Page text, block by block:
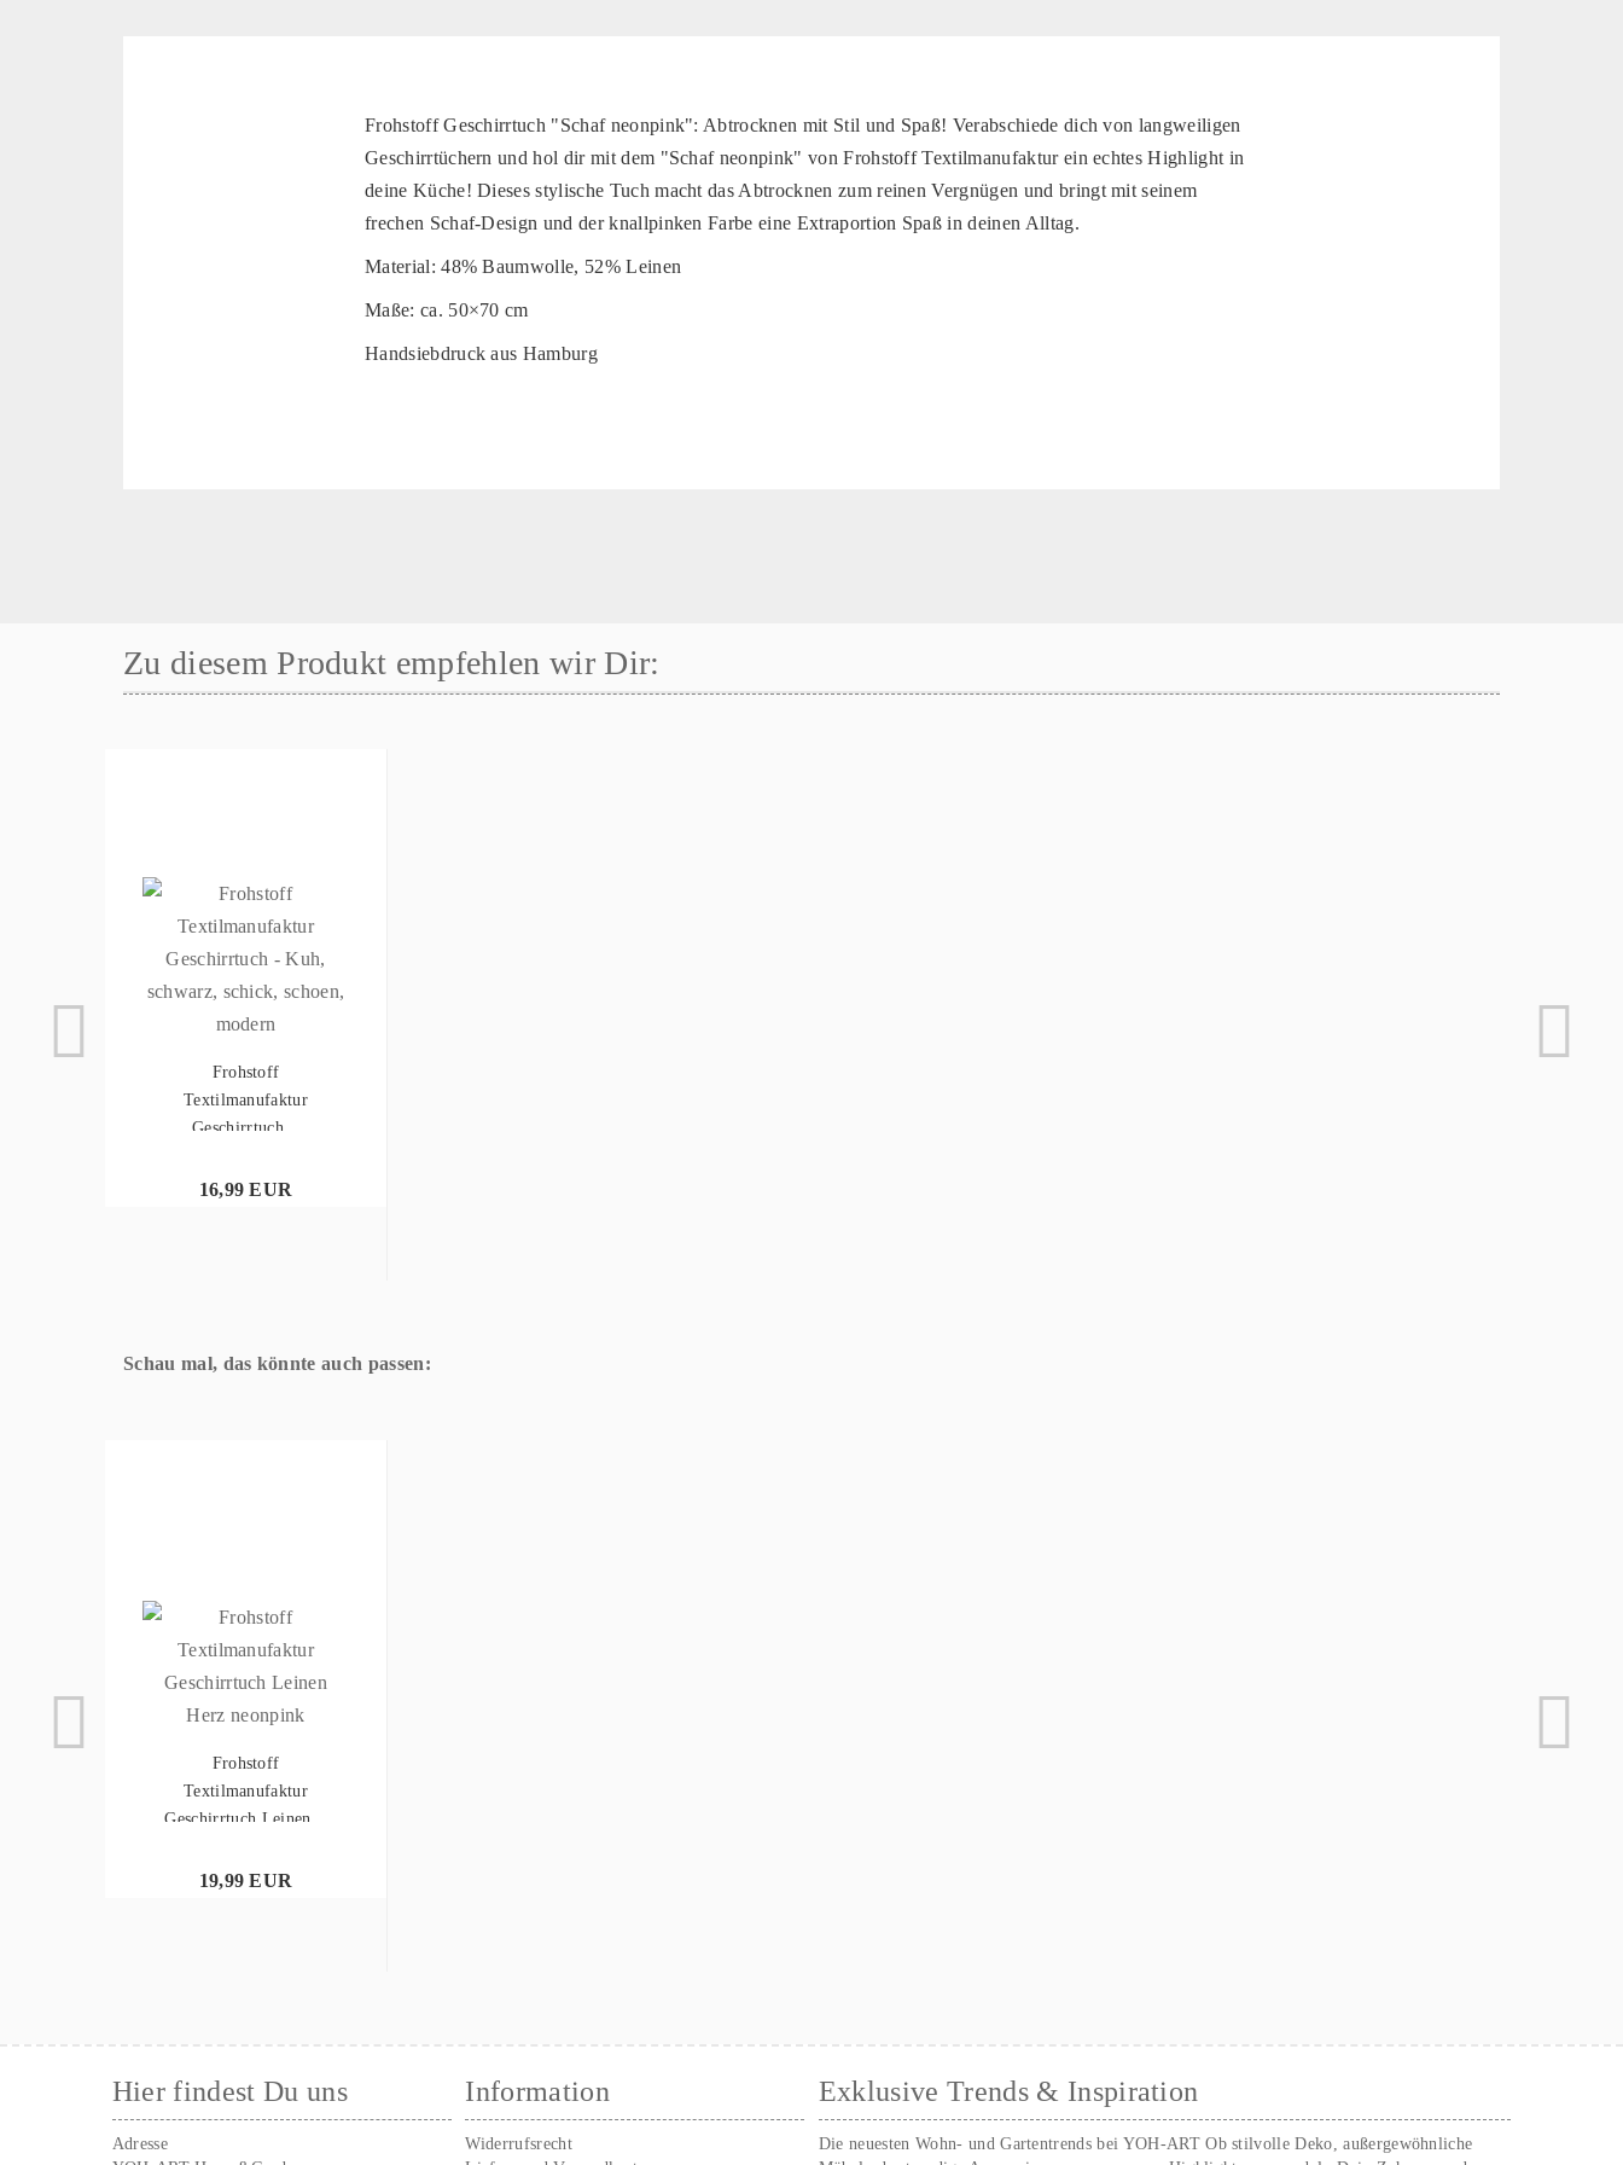
Frohstoff Geschirrtuch "Schaf neonpink": Abtrocknen mit Stil und Spaß! Verabschiede dich von langweiligen
Geschirrtüchern und hol dir mit dem "Schaf neonpink" von Frohstoff Textilmanufaktur ein echtes Highlight in
deine Küche! Dieses stylische Tuch macht das Abtrocknen zum reinen Vergnügen und bringt mit seinem
frechen Schaf-Design und der knallpinken Farbe eine Extraportion Spaß in deinen Alltag.
Material: 48% Baumwolle, 52% Leinen
Maße: ca. 50×70 cm
Handsiebdruck aus Hamburg
Zu diesem Produkt empfehlen wir Dir:
Frohstoff
Textilmanufaktur
Geschirrtuch...
16,99 EUR
Schau mal, das könnte auch passen:
Frohstoff
Textilmanufaktur
Geschirrtuch Leinen...
19,99 EUR
Hier findest Du uns
Adresse
Information
Widerrufsrecht
Exklusive Trends & Inspiration
Die neuesten Wohn- und Gartentrends bei YOH‑ART Ob stilvolle Deko, außergewöhnliche